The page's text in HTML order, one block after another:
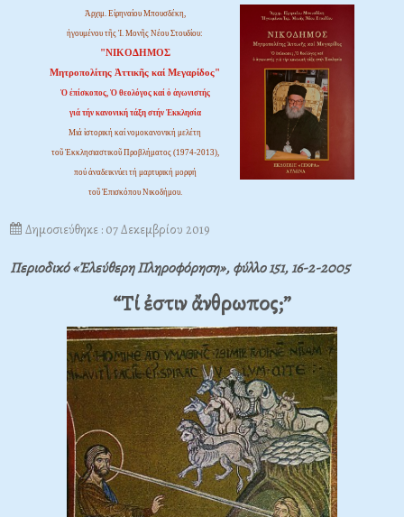
Ἀρχιμ. Εἰρηναίου Μπουσδέκη,
ἡγουμένου τῆς Ἱ. Μονῆς Νέου Στουδίου:
"ΝΙΚΟΔΗΜΟΣ
Μητροπολίτης Ἀττικῆς καί Μεγαρίδος"
Ὁ ἐπίσκοπος, Ὁ θεολόγος καί ὁ ἀγωνιστής
γιά τήν κανονική τάξη στήν Ἐκκλησία
Μιά ἱστορική καί νομοκανονική μελέτη
τοῦ Ἐκκλησιαστικοῦ Προβλήματος (1974-2013),
πού ἀναδεικνύει τή μαρτυρική μορφή
τοῦ Ἐπισκόπου Νικοδήμου.
Δημοσιεύθηκε : 07 Δεκεμβρίου 2019
Περιοδικό «Ἐλεύθερη Πληροφόρηση», φύλλο 151, 16-2-2005
“Τί ἐστιν ἄνθρωπος;”